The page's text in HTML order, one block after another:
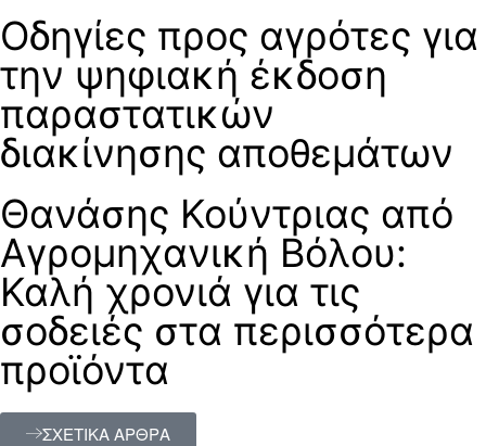
Οδηγίες προς αγρότες για
την ψηφιακή έκδοση
παραστατικών
διακίνησης αποθεμάτων
Θανάσης Κούντριας από
Αγρομηχανική Βόλου:
Καλή χρονιά για τις
σοδειές στα περισσότερα
προϊόντα
ΣΧΕΤΙΚΑ ΑΡΘΡΑ